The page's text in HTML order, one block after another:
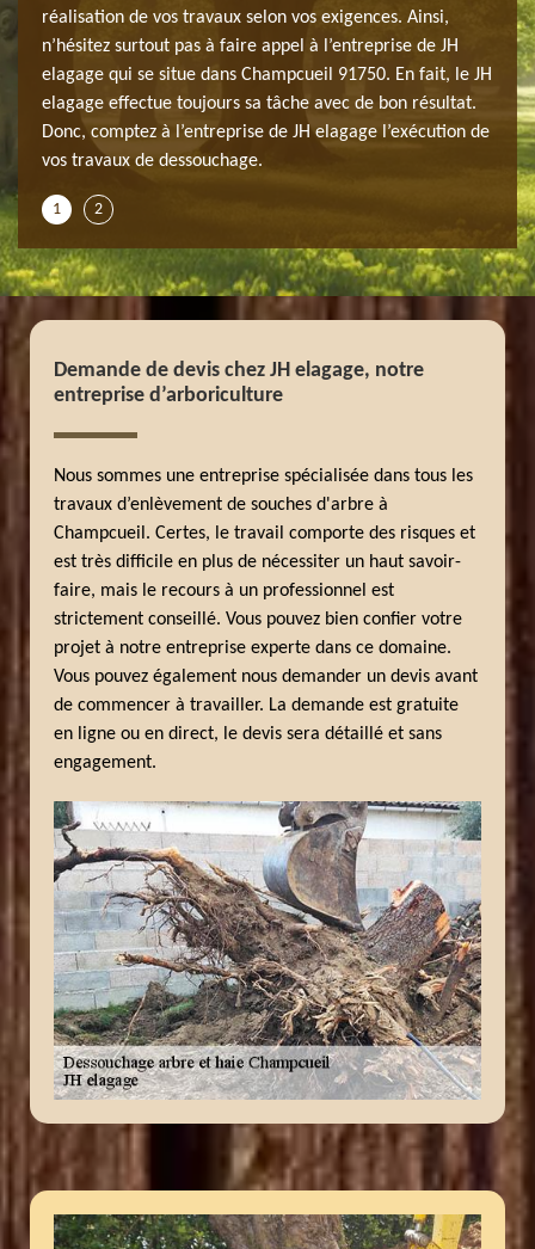
réalisation de vos travaux selon vos exigences. Ainsi,
n’hésitez surtout pas à faire appel à l’entreprise de JH
elagage qui se situe dans Champcueil 91750. En fait, le JH
elagage effectue toujours sa tâche avec de bon résultat.
Donc, comptez à l’entreprise de JH elagage l’exécution de
vos travaux de dessouchage.
ou
une
1 2
Demande de devis chez JH elagage, notre
entreprise d’arboriculture
Nous sommes une entreprise spécialisée dans tous les
travaux d’enlèvement de souches d'arbre à
Champcueil. Certes, le travail comporte des risques et
est très difficile en plus de nécessiter un haut savoir-
faire, mais le recours à un professionnel est
strictement conseillé. Vous pouvez bien confier votre
projet à notre entreprise experte dans ce domaine.
Vous pouvez également nous demander un devis avant
de commencer à travailler. La demande est gratuite
en ligne ou en direct, le devis sera détaillé et sans
engagement.